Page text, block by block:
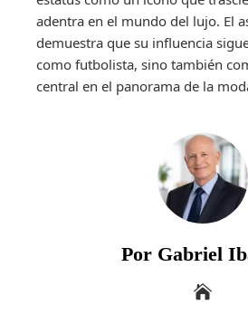
adentra en el mundo del lujo. El
demuestra que su influencia
como futbolista, sino también
central en el panorama de la
Por Gabriel